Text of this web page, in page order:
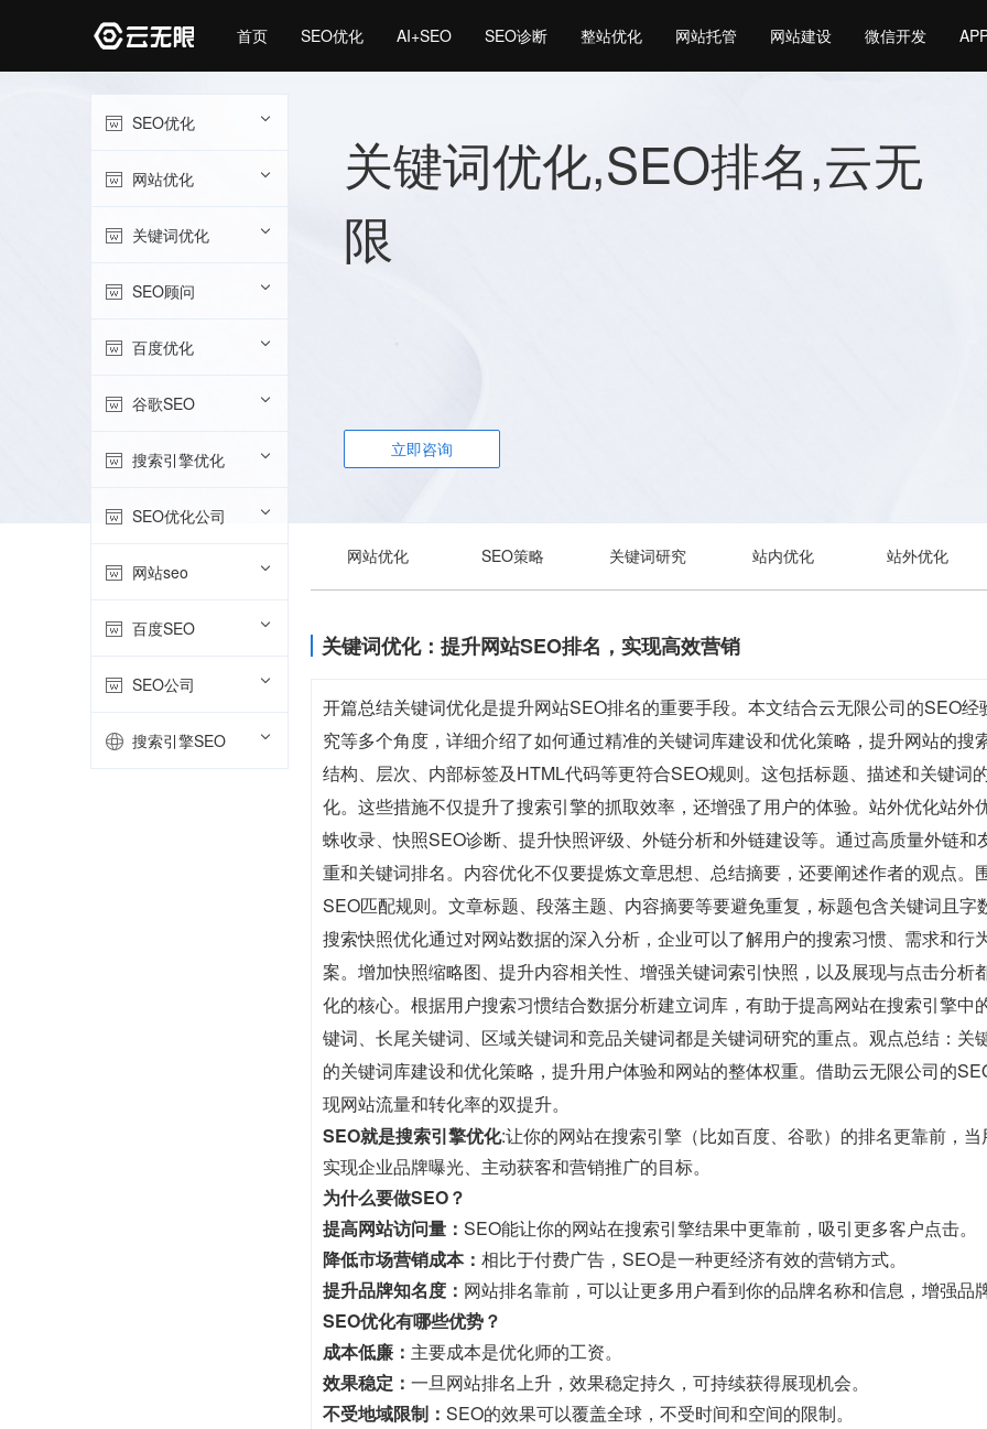
首页 SEO优化 AI+SEO SEO诊断 整站优化 网站托管 网站建设 微信开发
关键词优化,SEO排名,云无
限
立即咨询
SEO优化
网站优化
关键词优化
SEO顾问
百度优化
谷歌SEO
搜索引擎优化
SEO优化公司
网站seo
百度SEO
SEO公司
搜索引擎SEO
网站优化 SEO策略 关键词研究 站内优化 站外优化
关键词优化：提升网站SEO排名，实现高效营销
开篇总结关键词优化是提升网站SEO排名的重要手段。本文结合云无限公司的SEO
究等多个角度，详细介绍了如何通过精准的关键词库建设和优化策略，提升网站的
结构、层次、内部标签及HTML代码等更符合SEO规则。这包括标题、描述和关键词
化。这些措施不仅提升了搜索引擎的抓取效率，还增强了用户的体验。站外优化站
蛛收录、快照SEO诊断、提升快照评级、外链分析和外链建设等。通过高质量外链
重和关键词排名。内容优化不仅要提炼文章思想、总结摘要，还要阐述作者的观点
SEO匹配规则。文章标题、段落主题、内容摘要等要避免重复，标题包含关键词且
搜索快照优化通过对网站数据的深入分析，企业可以了解用户的搜索习惯、需求和
案。增加快照缩略图、提升内容相关性、增强关键词索引快照，以及展现与点击分
化的核心。根据用户搜索习惯结合数据分析建立词库，有助于提高网站在搜索引擎
键词、长尾关键词、区域关键词和竞品关键词都是关键词研究的重点。观点总结：
的关键词库建设和优化策略，提升用户体验和网站的整体权重。借助云无限公司的
现网站流量和转化率的双提升。
SEO就是搜索引擎优化:让你的网站在搜索引擎（比如百度、谷歌）的排名更靠前，
实现企业品牌曝光、主动获客和营销推广的目标。
为什么要做SEO？
提高网站访问量： SEO能让你的网站在搜索引擎结果中更靠前，吸引更多客户点击。
降低市场营销成本： 相比于付费广告，SEO是一种更经济有效的营销方式。
提升品牌知名度： 网站排名靠前，可以让更多用户看到你的品牌名称和信息，增强品
SEO优化有哪些优势？
成本低廉： 主要成本是优化师的工资。
效果稳定： 一旦网站排名上升，效果稳定持久，可持续获得展现机会。
不受地域限制： SEO的效果可以覆盖全球，不受时间和空间的限制。